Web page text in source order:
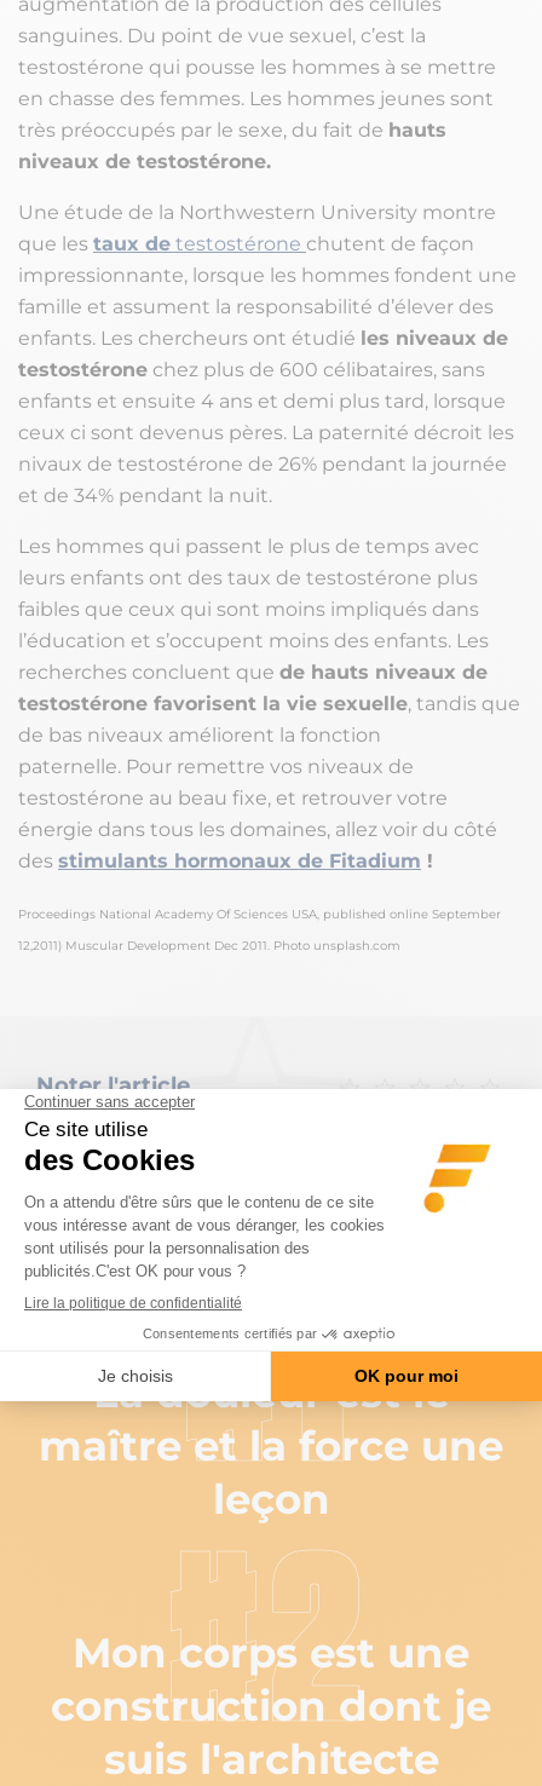
sanguines. Du point de vue sexuel, c’est la
testostérone qui pousse les hommes à se mettre
en chasse des femmes. Les hommes jeunes sont
très préoccupés par le sexe, du fait de hauts
niveaux de testostérone.
Une étude de la Northwestern University montre
que les taux de testostérone chutent de façon
impressionnante, lorsque les hommes fondent une
famille et assument la responsabilité d’élever des
enfants. Les chercheurs ont étudié les niveaux de
testostérone chez plus de 600 célibataires, sans
enfants et ensuite 4 ans et demi plus tard, lorsque
ceux ci sont devenus pères. La paternité décroit les
nivaux de testostérone de 26% pendant la journée
et de 34% pendant la nuit.
Les hommes qui passent le plus de temps avec
leurs enfants ont des taux de testostérone plus
faibles que ceux qui sont moins impliqués dans
l’éducation et s’occupent moins des enfants. Les
recherches concluent que de hauts niveaux de
testostérone favorisent la vie sexuelle, tandis que
de bas niveaux améliorent la fonction
paternelle. Pour remettre vos niveaux de
testostérone au beau fixe, et retrouver votre
énergie dans tous les domaines, allez voir du côté
des stimulants hormonaux de Fitadium !
Proceedings National Academy Of Sciences USA, published online September
12,2011) Muscular Development Dec 2011. Photo unsplash.com
Noter l'article
#COACH
#1
La douleur est le
maître et la force une
leçon
#2
Mon corps est une
construction dont je
suis l'architecte